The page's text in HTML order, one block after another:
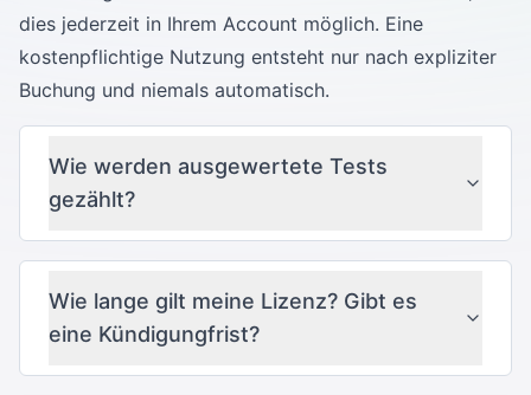
dies jederzeit in Ihrem Account möglich. Eine
kostenpflichtige Nutzung entsteht nur nach expliziter
Buchung und niemals automatisch.
Wie werden ausgewertete Tests
gezählt?
Wie lange gilt meine Lizenz? Gibt es
eine Kündigungfrist?